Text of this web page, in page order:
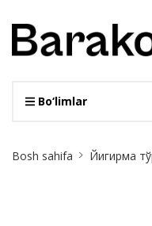
Bo‘limlar
Breadcrumb
Bosh sahifa Йигирма